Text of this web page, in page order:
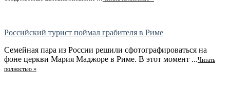
Российский турист поймал грабителя в Риме
Семейная пара из России решили сфотографироваться на
фоне церкви Мария Маджоре в Риме. В этот момент ...Читать
полностью »